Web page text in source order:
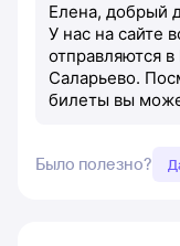
Елена, добрый
У нас на сайте
отправляются в
Саларьево.
билеты вы
Было полезно?